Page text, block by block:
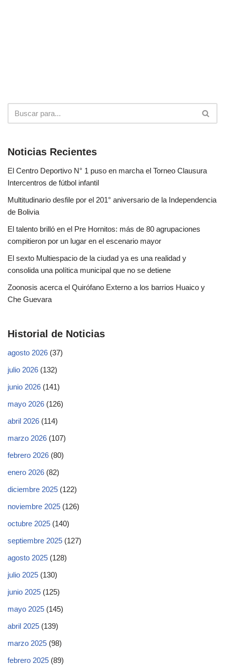
Noticias Recientes
El Centro Deportivo N° 1 puso en marcha el Torneo Clausura
Intercentros de fútbol infantil
Multitudinario desfile por el 201° aniversario de la Independencia
de Bolivia
El talento brilló en el Pre Hornitos: más de 80 agrupaciones
compitieron por un lugar en el escenario mayor
El sexto Multiespacio de la ciudad ya es una realidad y
consolida una política municipal que no se detiene
Zoonosis acerca el Quirófano Externo a los barrios Huaico y
Che Guevara
Historial de Noticias
agosto 2026 (37)
julio 2026 (132)
junio 2026 (141)
mayo 2026 (126)
abril 2026 (114)
marzo 2026 (107)
febrero 2026 (80)
enero 2026 (82)
diciembre 2025 (122)
noviembre 2025 (126)
octubre 2025 (140)
septiembre 2025 (127)
agosto 2025 (128)
julio 2025 (130)
junio 2025 (125)
mayo 2025 (145)
abril 2025 (139)
marzo 2025 (98)
febrero 2025 (89)